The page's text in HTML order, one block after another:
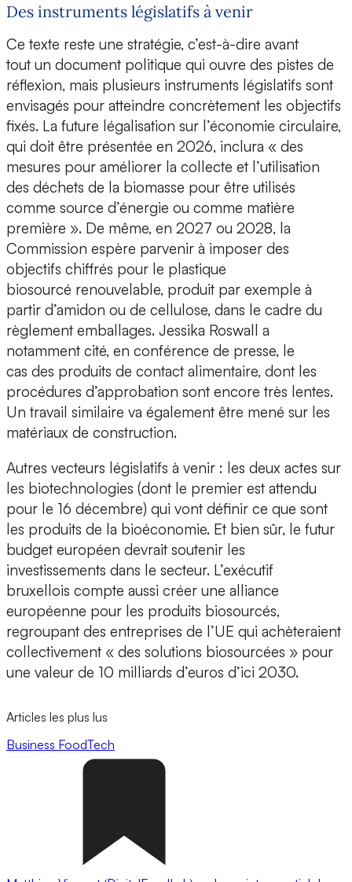
Des instruments législatifs à venir
Ce texte reste une stratégie, c’est-à-dire avant
tout un document politique qui ouvre des pistes de
réflexion, mais plusieurs instruments législatifs sont
envisagés pour atteindre concrètement les objectifs
fixés. La future légalisation sur l’économie circulaire,
qui doit être présentée en 2026, inclura « des
mesures pour améliorer la collecte et l’utilisation
des déchets de la biomasse pour être utilisés
comme source d’énergie ou comme matière
première ». De même, en 2027 ou 2028, la
Commission espère parvenir à imposer des
objectifs chiffrés pour le plastique
biosourcé renouvelable, produit par exemple à
partir d’amidon ou de cellulose, dans le cadre du
règlement emballages. Jessika Roswall a
notamment cité, en conférence de presse, le
cas des produits de contact alimentaire, dont les
procédures d’approbation sont encore très lentes.
Un travail similaire va également être mené sur les
matériaux de construction.
Autres vecteurs législatifs à venir : les deux actes sur
les biotechnologies (dont le premier est attendu
pour le 16 décembre) qui vont définir ce que sont
les produits de la bioéconomie. Et bien sûr, le futur
budget européen devrait soutenir les
investissements dans le secteur. L’exécutif
bruxellois compte aussi créer une alliance
européenne pour les produits biosourcés,
regroupant des entreprises de l’UE qui achèteraient
collectivement « des solutions biosourcées » pour
une valeur de 10 milliards d’euros d’ici 2030.
Articles les plus lus
Business FoodTech